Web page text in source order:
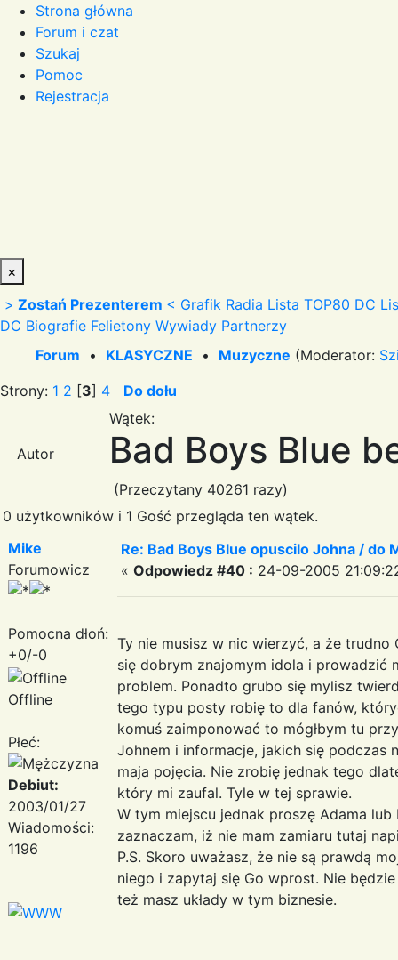
Strona główna
Forum i czat
Szukaj
Pomoc
Rejestracja
×
> Zostań Prezenterem < Grafik Radia Lista TOP80 DC
DC Biografie Felietony Wywiady Partnerzy
Forum • KLASYCZNE • Muzyczne (Moderator:
Strony: 1 2 [3] 4 Do dołu
Autor
Wątek:
Bad Boys Blue
(Przeczytany 40261 razy)
0 użytkowników i 1 Gość przegląda ten wątek.
Mike
Forumowicz
Pomocna dłoń:
+0/-0
Offline
Płeć:
Debiut:
2003/01/27
Wiadomości:
1196
Re: Bad Boys Blue opuscilo Johna / do
« Odpowiedz #40 : 24-09-2005
Ty nie musisz w nic wierzyć, a że
się dobrym znajomym idola i prowadzić
problem. Ponadto grubo się mylisz
tego typu posty robię to dla fanów,
komuś zaimponować to mógłbym tu
Johnem i informacje, jakich się podczas
maja pojęcia. Nie zrobię jednak tego
który mi zaufal. Tyle w tej sprawie.
W tym miejscu jednak proszę Adama
zaznaczam, iż nie mam zamiaru tutaj
P.S. Skoro uważasz, że nie są prawdą
niego i zapytaj się Go wprost. Nie
też masz układy w tym biznesie.